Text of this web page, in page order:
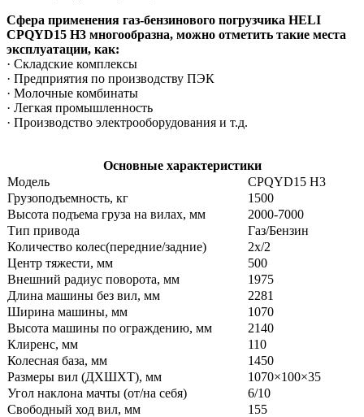
Сфера применения газ-бензинового погрузчика HELI
CPQYD15 H3 многообразна, можно отметить такие места
эксплуатации, как:
· Складские комплексы
· Предприятия по производству ПЭК
· Молочные комбинаты
· Легкая промышленность
· Производство электрооборудования и т.д.
Основные характеристики
Модель
CPQYD15 H3
Грузоподъемность, кг
1500
Высота подъема груза на вилах, мм
2000-7000
Тип привода
Газ/Бензин
Количество колес(передние/задние)
2x/2
Центр тяжести, мм
500
Внешний радиус поворота, мм
1975
Длина машины без вил, мм
2281
Ширина машины, мм
1070
Высота машины по ограждению, мм
2140
Клиренс, мм
110
Колесная база, мм
1450
Размеры вил (ДXШXТ), мм
1070×100×35
Угол наклона мачты (от/на себя)
6/10
Свободный ход вил, мм
155